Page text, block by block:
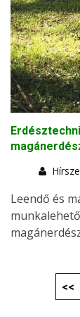
Leendő és
<<